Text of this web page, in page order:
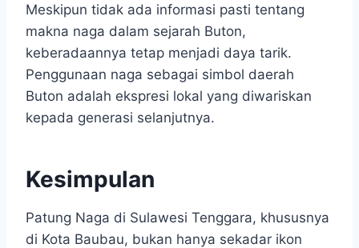
Meskipun tidak ada informasi pasti tentang
makna naga dalam sejarah Buton,
keberadaannya tetap menjadi daya tarik.
Penggunaan naga sebagai simbol daerah
Buton adalah ekspresi lokal yang diwariskan
kepada generasi selanjutnya.
Kesimpulan
Patung Naga di Sulawesi Tenggara, khususnya
di Kota Baubau, bukan hanya sekadar ikon